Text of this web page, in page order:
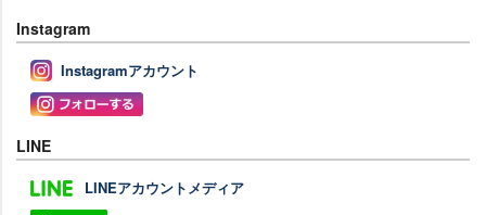
Instagram
Instagramアカウント
LINE
LINEアカウントメディア